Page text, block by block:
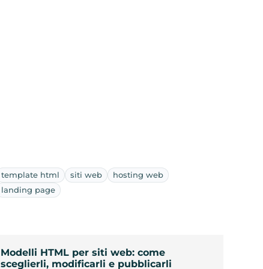
template html siti web
hosting web
landing page
Modelli HTML per siti web: come
sceglierli, modificarli e pubblicarli